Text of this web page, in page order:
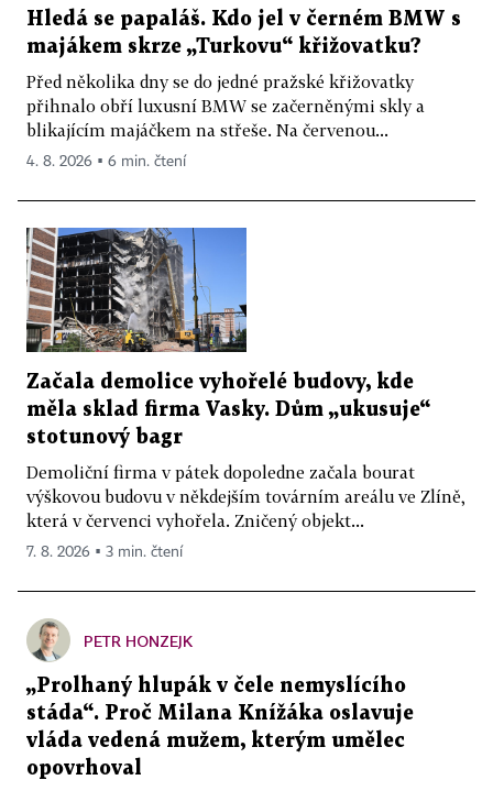
Hledá se papaláš. Kdo jel v černém BMW s
majákem skrze „Turkovu“ křižovatku?
Před několika dny se do jedné pražské křižovatky
přihnalo obří luxusní BMW se začerněnými skly a
blikajícím majáčkem na střeše. Na červenou...
4. 8. 2026 ▪ 6 min. čtení
Začala demolice vyhořelé budovy, kde
měla sklad firma Vasky. Dům „ukusuje“
stotunový bagr
Demoliční firma v pátek dopoledne začala bourat
výškovou budovu v někdejším továrním areálu ve Zlíně,
která v červenci vyhořela. Zničený objekt...
7. 8. 2026 ▪ 3 min. čtení
PETR HONZEJK
„Prolhaný hlupák v čele nemyslícího
stáda“. Proč Milana Knížáka oslavuje
vláda vedená mužem, kterým umělec
opovrhoval